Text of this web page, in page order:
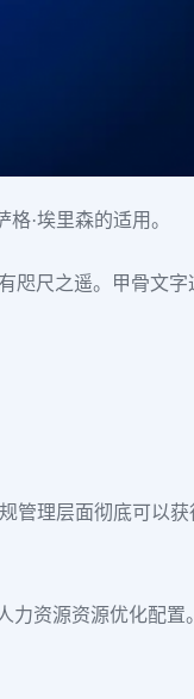
·埃里森的适用。
咫尺之遥。甲骨文
管理层面彻底可以
力资源资源优化配